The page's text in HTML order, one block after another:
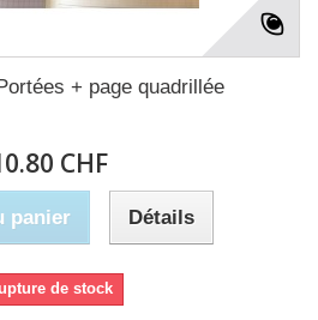
+ page quadrillée
CHF
panier Détails
de stock